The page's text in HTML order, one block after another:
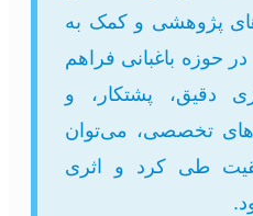
پژوهشی و کمک به
حوزه باغبانی فراهم
دقیق، پشتکار، و
تخصصی، می‌توان
طی کرد و اثری